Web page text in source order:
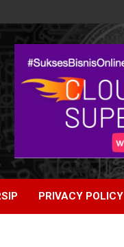
PRIVACY POLICY